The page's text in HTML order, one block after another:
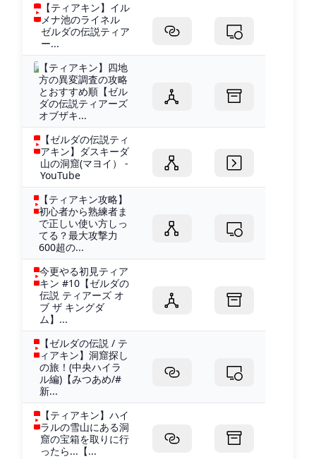
【ティアキン】イル
メナ池のライネル
ゼルダの伝説ティア
ー...
【ティアキン】四地
方の異変調査の攻略
とおすすめ順【ゼル
ダの伝説ティアーズ
オブザキ...
【ゼルダの伝説ティ
アキン】ダスキーダ
山の洞窟(マヨイ） -
YouTube
【ティアキン攻略】
初心者から熟練者ま
で正しい使い方しっ
てる？最大攻撃力
600超の...
今更やる初見ティア
キン #10【ゼルダの
伝説 ティアーズ オ
ブ ザ キングダ
ム】...
【ゼルダの伝説 / テ
ィアキン】洞窟探し
の旅！(中央ハイラ
ル編)【みつあめ/#
新...
【ティアキン】ハイ
ラルの雪山にある洞
窟の宝箱を取りに行
ったら...【...